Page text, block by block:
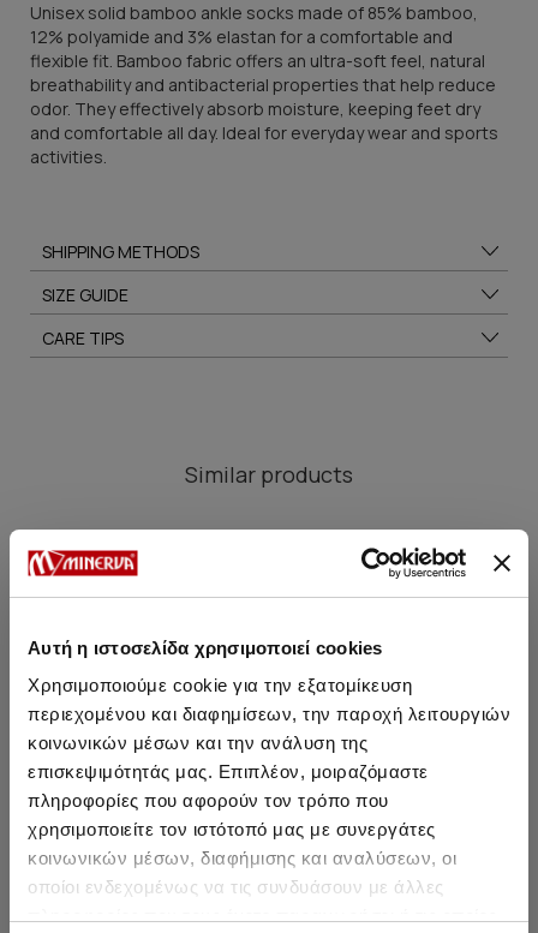
Αυτή η ιστοσελίδα χρησιμοποιεί cookies
Χρησιμοποιούμε cookie για την εξατομίκευση
περιεχομένου και διαφημίσεων, την παροχή λειτουργιών
κοινωνικών μέσων και την ανάλυση της
επισκεψιμότητάς μας. Επιπλέον, μοιραζόμαστε
πληροφορίες που αφορούν τον τρόπο που
χρησιμοποιείτε τον ιστότοπό μας με συνεργάτες
κοινωνικών μέσων, διαφήμισης και αναλύσεων, οι
οποίοι ενδεχομένως να τις συνδυάσουν με άλλες
Unisex solid bamboo ankle socks made of 85% bamboo,
12% polyamide and 3% elastan for a comfortable and
flexible fit. Bamboo fabric offers an ultra-soft feel, natural
breathability and antibacterial properties that help reduce
odor. They effectively absorb moisture, keeping feet dry
and comfortable all day. Ideal for everyday wear and sports
activities.
SHIPPING METHODS
SIZE GUIDE
CARE TIPS
Similar products
Men's Solid Cotton Non-
Show Socks
SALE
Women's Solid Cotton Non
Show Socks